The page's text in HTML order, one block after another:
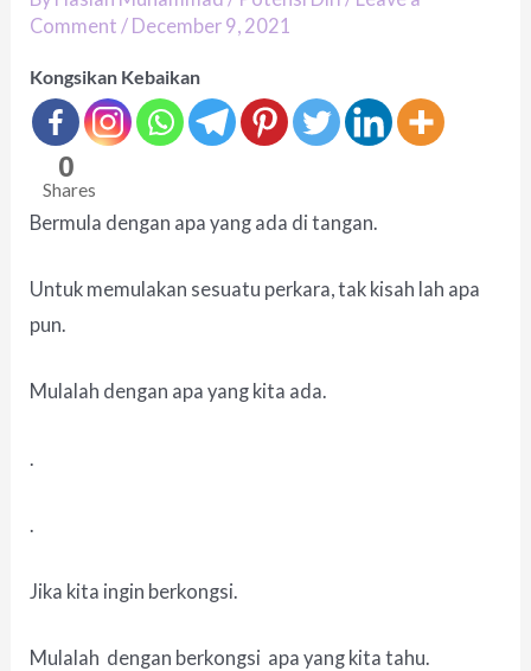
Comment / December 9, 2021
Kongsikan Kebaikan
0
Shares
Bermula dengan apa yang ada di tangan.
Untuk memulakan sesuatu perkara, tak kisah lah apa
pun.
Mulalah dengan apa yang kita ada.
.
Jika kita ingin berkongsi.
Mulalah dengan berkongsi apa yang kita tahu.